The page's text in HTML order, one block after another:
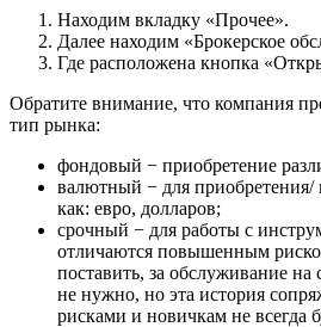
Находим вкладку «Прочее».
Далее находим «Брокерское
Где расположена кнопка
Обратите внимание, что компания
тип рынка:
фондовый − приобретение
валютный − для
как: евро, долларов;
срочный − для работы с
отличаются повышенным
поставить, за обслуживание
не нужно, но эта история
рисками и новичкам не всегда